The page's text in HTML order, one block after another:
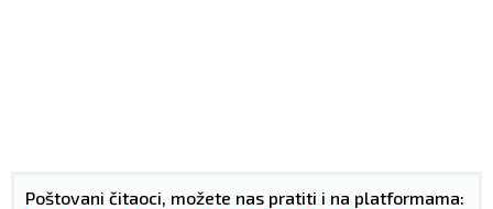
Poštovani čitaoci, možete nas pratiti i na platformama: